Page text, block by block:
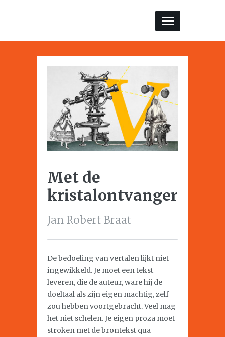
Met de
kristalontvanger
Jan Robert Braat
De bedoeling van vertalen lijkt niet
ingewikkeld. Je moet een tekst
leveren, die de auteur, ware hij de
doeltaal als zijn eigen machtig, zelf
zou hebben voortgebracht. Veel mag
het niet schelen. Je eigen proza moet
stroken met de brontekst qua